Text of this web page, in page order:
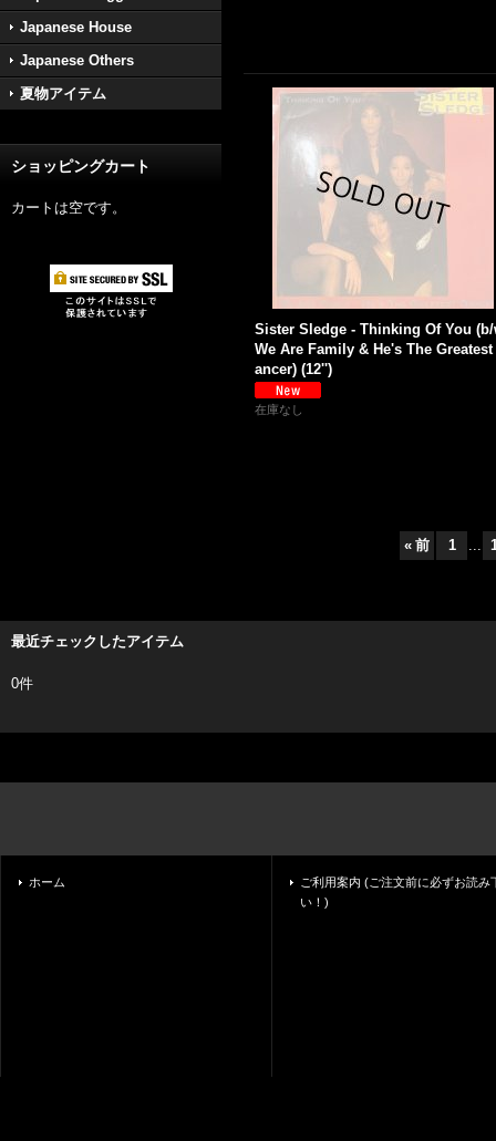
Japanese House
Japanese Others
夏物アイテム
ショッピングカート
カートは空です。
Sister Sledge - Thinking Of You
We Are Family & He's The Greatest
ancer) (12'')
在庫なし
« 前 1 ...
最近チェックしたアイテム
0件
ホーム
ご利用案内 (ご注文前に必ずお読み
い！)